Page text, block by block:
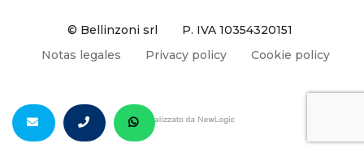
© Bellinzoni srl
P. IVA 10354320151
Notas legales
Privacy policy Cookie policy